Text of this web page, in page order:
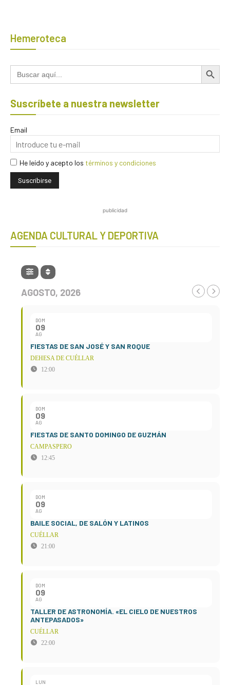
Hemeroteca
Buscar: Botón de
Suscríbete a nuestra newsletter
Email
He leído y acepto los términos y condiciones
publicidad
AGENDA CULTURAL Y DEPORTIVA
AGOSTO, 2026
DOM
09
AG
FIESTAS DE SAN JOSÉ Y SAN ROQUE
DEHESA DE CUÉLLAR
12:00
DOM
09
AG
FIESTAS DE SANTO DOMINGO DE GUZMÁN
CAMPASPERO
12:45
DOM
09
AG
BAILE SOCIAL, DE SALÓN Y LATINOS
CUÉLLAR
21:00
DOM
09
AG
TALLER DE ASTRONOMÍA. «EL CIELO DE NUESTROS
ANTEPASADOS»
CUÉLLAR
22:00
LUN